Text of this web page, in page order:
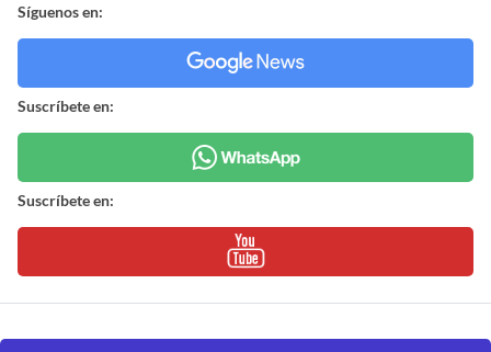
Síguenos en:
Suscríbete en:
Suscríbete en: